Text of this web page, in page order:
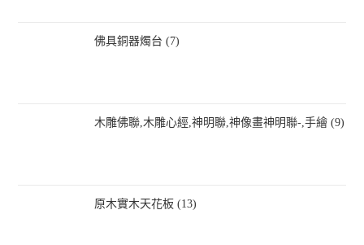
佛具銅器燭台 (7)
木雕佛聯,木雕心經,神明聯,神像畫神明聯-,手繪 (9)
原木實木天花板 (13)